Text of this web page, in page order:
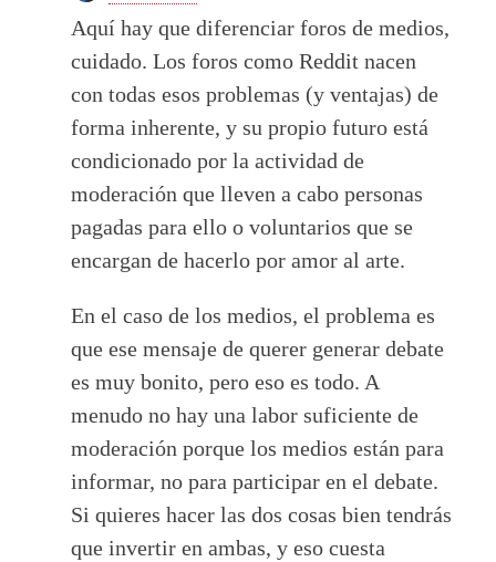
Aquí hay que diferenciar foros de medios,
cuidado. Los foros como Reddit nacen
con todas esos problemas (y ventajas) de
forma inherente, y su propio futuro está
condicionado por la actividad de
moderación que lleven a cabo personas
pagadas para ello o voluntarios que se
encargan de hacerlo por amor al arte.
En el caso de los medios, el problema es
que ese mensaje de querer generar debate
es muy bonito, pero eso es todo. A
menudo no hay una labor suficiente de
moderación porque los medios están para
informar, no para participar en el debate.
Si quieres hacer las dos cosas bien tendrás
que invertir en ambas, y eso cuesta